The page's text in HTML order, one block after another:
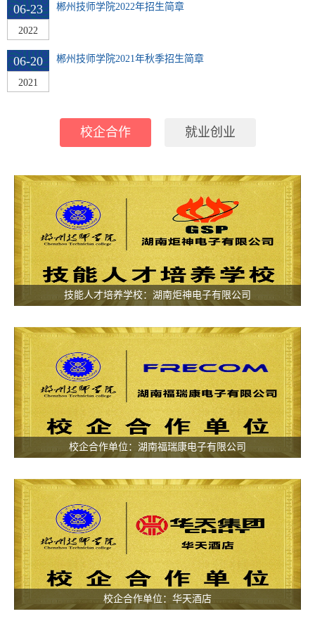
06-23
2022
郴州技师学院2022年招生简章
06-20
2021
郴州技师学院2021年秋季招生简章
校企合作 就业创业
技能人才培养学校：湖南炬神电子有限公司
校企合作单位：湖南福瑞康电子有限公司
校企合作单位：华天酒店